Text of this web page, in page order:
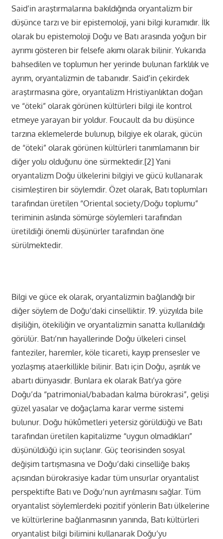
Said’in araştırmalarına bakıldığında oryantalizm bir
düşünce tarzı ve bir epistemoloji, yani bilgi kuramıdır. İlk
olarak bu epistemoloji Doğu ve Batı arasında yoğun bir
ayrımı gösteren bir felsefe akımı olarak bilinir. Yukarıda
bahsedilen ve toplumun her yerinde bulunan farklılık ve
ayrım, oryantalizmin de tabanıdır. Said’in çekirdek
araştırmasına göre, oryantalizm Hristiyanlıktan doğan
ve “öteki” olarak görünen kültürleri bilgi ile kontrol
etmeye yarayan bir yoldur. Foucault da bu düşünce
tarzına eklemelerde bulunup, bilgiye ek olarak, gücün
de “öteki” olarak görünen kültürleri tanımlamanın bir
diğer yolu olduğunu öne sürmektedir.[2] Yani
oryantalizm Doğu ülkelerini bilgiyi ve gücü kullanarak
cisimleştiren bir söylemdir. Özet olarak, Batı toplumları
tarafından üretilen “Oriental society/Doğu toplumu”
teriminin aslında sömürge söylemleri tarafından
üretildiği önemli düşünürler tarafından öne
sürülmektedir.
Bilgi ve güce ek olarak, oryantalizmin bağlandığı bir
diğer söylem de Doğu’daki cinselliktir. 19. yüzyılda bile
dişiliğin, ötekiliğin ve oryantalizmin sanatta kullanıldığı
görülür. Batı’nın hayallerinde Doğu ülkeleri cinsel
fanteziler, haremler, köle ticareti, kayıp prensesler ve
yozlaşmış ataerkillikle bilinir. Batı için Doğu, aşırılık ve
abartı dünyasıdır. Bunlara ek olarak Batı’ya göre
Doğu’da “patrimonial/babadan kalma bürokrasi”, gelişi
güzel yasalar ve doğaçlama karar verme sistemi
bulunur. Doğu hükûmetleri yetersiz görüldüğü ve Batı
tarafından üretilen kapitalizme “uygun olmadıkları”
düşünüldüğü için suçlanır. Güç teorisinden sosyal
değişim tartışmasına ve Doğu’daki cinselliğe bakış
açısından bürokrasiye kadar tüm unsurlar oryantalist
perspektifte Batı ve Doğu’nun ayrılmasını sağlar. Tüm
oryantalist söylemlerdeki pozitif yönlerin Batı ülkelerine
ve kültürlerine bağlanmasının yanında, Batı kültürleri
oryantalist bilgi bilimini kullanarak Doğu’yu